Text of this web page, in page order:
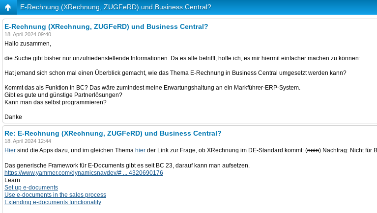
E-Rechnung (XRechnung, ZUGFeRD) und Business Central?
E-Rechnung (XRechnung, ZUGFeRD) und Business Central?
18. April 2024 09:40
Hallo zusammen,
die Suche gibt bisher nur unzufriedenstellende Informationen. Da es alle betrifft, hoffe ich, es mir hiermit einfacher machen zu können:
Hat jemand sich schon mal einen Überblick gemacht, wie das Thema E-Rechnung in Business Central umgesetzt werden kann?
Kommt das als Funktion in BC? Das wäre zumindest meine Erwartungshaltung an ein Markführer-ERP-System.
Gibt es gute und günstige Partnerlösungen?
Kann man das selbst programmieren?
Danke
Re: E-Rechnung (XRechnung, ZUGFeRD) und Business Central?
18. April 2024 12:44
Hier sind die Apps dazu, und im gleichen Thema hier der Link zur Frage, ob XRechnung im DE-Standard kommt: (nein) Nachtrag: Nicht für
Das generische Framework für E-Documents gibt es seit BC 23, darauf kann man aufsetzen.
https://www.yammer.com/dynamicsnavdev/# ... 4320690176
Learn
Set up e-documents
Use e-documents in the sales process
Extending e-documents functionality